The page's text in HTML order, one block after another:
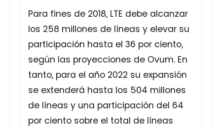
Para fines de 2018, LTE debe alcanzar
los 258 millones de líneas y elevar su
participación hasta el 36 por ciento,
según las proyecciones de Ovum. En
tanto, para el año 2022 su expansión
se extenderá hasta los 504 millones
de líneas y una participación del 64
por ciento sobre el total de líneas